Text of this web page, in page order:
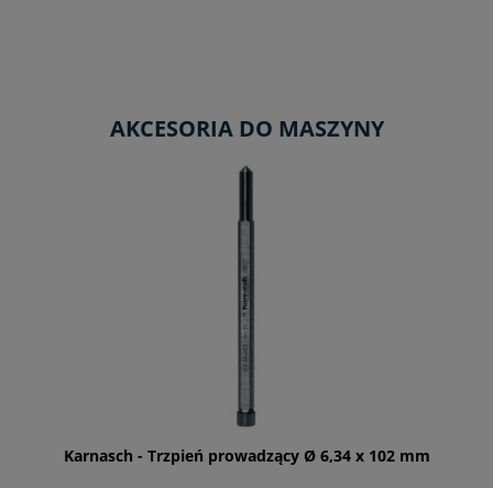
AKCESORIA DO MASZYNY
Karnasch - Trzpień prowadzący Ø 6,34 x 102 mm